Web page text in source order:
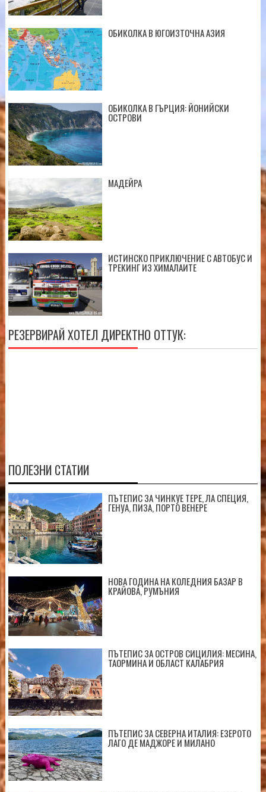
ОБИКОЛКА В ЮГОИЗТОЧНА АЗИЯ
ОБИКОЛКА В ГЪРЦИЯ: ЙОНИЙСКИ
ОСТРОВИ
МАДЕЙРА
ИСТИНСКО ПРИКЛЮЧЕНИЕ С АВТОБУС И
ТРЕКИНГ ИЗ ХИМАЛАИТЕ
РЕЗЕРВИРАЙ ХОТЕЛ ДИРЕКТНО ОТТУК:
ПОЛЕЗНИ СТАТИИ
ПЪТЕПИС ЗА ЧИНКУЕ ТЕРЕ, ЛА СПЕЦИЯ,
ГЕНУА, ПИЗА, ПОРТО ВЕНЕРЕ
НОВА ГОДИНА НА КОЛЕДНИЯ БАЗАР В
КРАЙОВА, РУМЪНИЯ
ПЪТЕПИС ЗА ОСТРОВ СИЦИЛИЯ: МЕСИНА,
ТАОРМИНА И ОБЛАСТ КАЛАБРИЯ
ПЪТЕПИС ЗА СЕВЕРНА ИТАЛИЯ: ЕЗЕРОТО
ЛАГО ДЕ МАДЖОРЕ И МИЛАНО